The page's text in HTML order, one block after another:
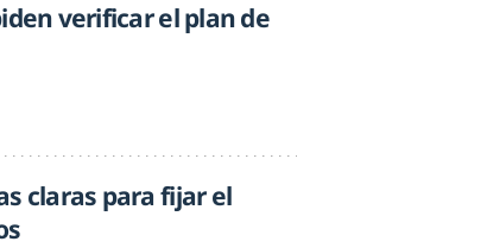
verificar el plan de
claras para fijar el